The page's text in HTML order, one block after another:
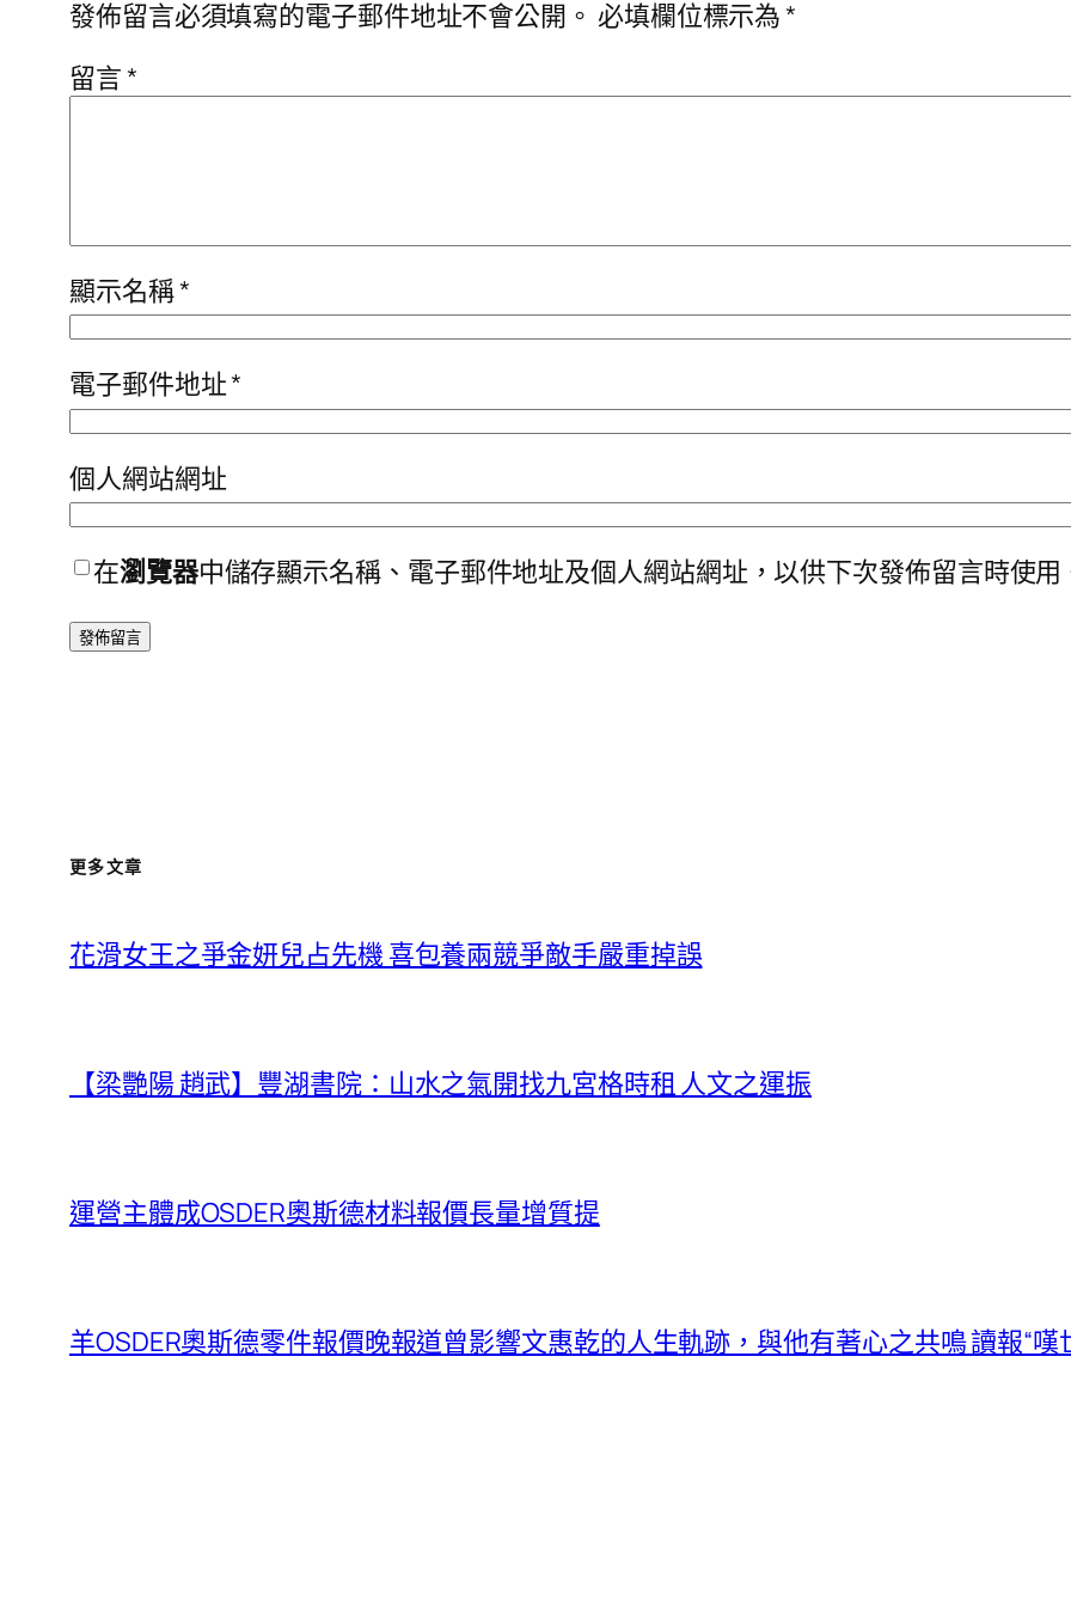
發佈留言必須填寫的電子郵件地址不會公開。 必填欄位標示為*
留言*
顯示名稱*
電子郵件地址*
個人網站網址
在瀏覽器中儲存顯示名稱、電子郵件地址及個人網站網址，以供下次發佈留言時使用
更多文章
花滑女王之爭金妍兒占先機 喜包養兩競爭敵手嚴重掉誤
【梁艷陽 趙武】豐湖書院：山水之氣開找九宮格時租 人文之運振
運營主體成OSDER奧斯德材料報價長量增質提
羊OSDER奧斯德零件報價晚報道曾影響文惠乾的人生軌跡，與他有著心之共鳴 讀報“嘆